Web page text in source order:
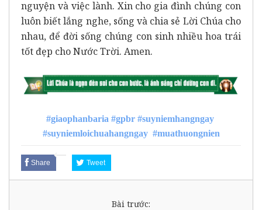
nguyện và việc lành. Xin cho gia đình chúng con
luôn biết lắng nghe, sống và chia sẻ Lời Chúa cho
nhau, để đời sống chúng con sinh nhiều hoa trái
tốt đẹp cho Nước Trời. Amen.
#giaophanbaria #gpbr #suyniemhangngay
#suyniemloichuahangngay #muathuongnien
Share Tweet
Bài trước: